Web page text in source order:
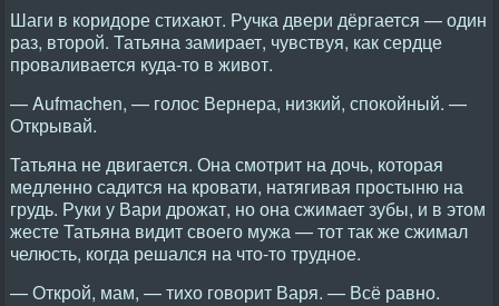
Шаги в коридоре стихают. Ручка двери дёргается — один
раз, второй. Татьяна замирает, чувствуя, как сердце
проваливается куда-то в живот.
— Aufmachen, — голос Вернера, низкий, спокойный. —
Открывай.
Татьяна не двигается. Она смотрит на дочь, которая
медленно садится на кровати, натягивая простыню на
грудь. Руки у Вари дрожат, но она сжимает зубы, и в этом
жесте Татьяна видит своего мужа — тот так же сжимал
челюсть, когда решался на что-то трудное.
— Открой, мам, — тихо говорит Варя. — Всё равно.